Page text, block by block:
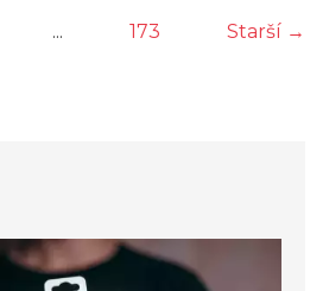
... 173 Starší →